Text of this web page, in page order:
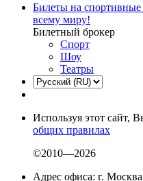
Билеты на
всему миру!
Билетный брокер
Спорт
Шоу
Театры
Используя этот сайт,
общих правилах
©2010—2026
Адрес офиса: г.